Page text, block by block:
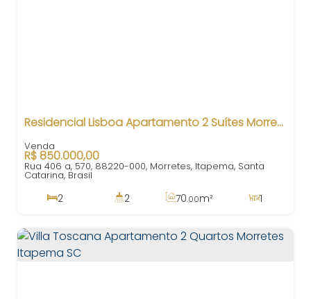
Residencial Lisboa Apartamento 2 Suítes Morretes Itapema SC
R$ 850.000,00
Rua 406 a, 570, 88220-000, Morretes, Itapema, Santa
Catarina, Brasil
2 2 70.00m²
1